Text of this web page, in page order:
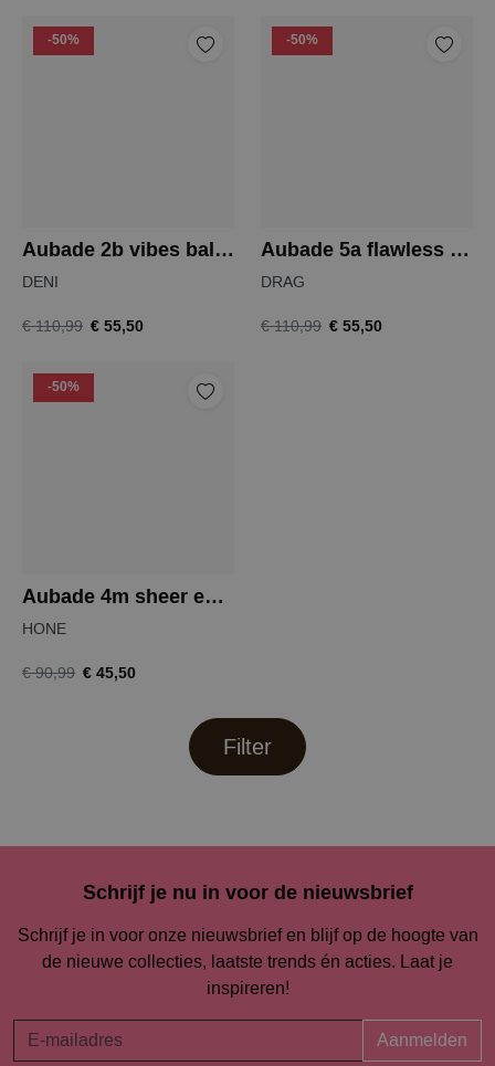
-50%
Aubade 2b vibes balconnet
DENI
€ 110,99 € 55,50
-50%
Aubade 5a flawless love balconnet
DRAG
€ 110,99 € 55,50
-50%
Aubade 4m sheer emotion balconnet
HONE
€ 90,99 € 45,50
Filter
Schrijf je nu in voor de nieuwsbrief
Schrijf je in voor onze nieuwsbrief en blijf op de hoogte van
de nieuwe collecties, laatste trends én acties. Laat je
inspireren!
Aanmelden